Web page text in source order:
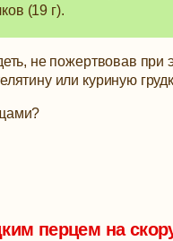
(19 г).
не пожертвовав
или куриную
перцем на